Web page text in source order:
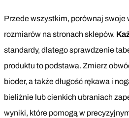
Przede wszystkim, porównaj swoje
rozmiarów na stronach sklepów.
standardy, dlatego sprawdzenie
produktu to podstawa. Zmierz
bioder, a także długość rękawa i
bieliźnie lub cienkich ubraniach
wyniki, które pomogą w